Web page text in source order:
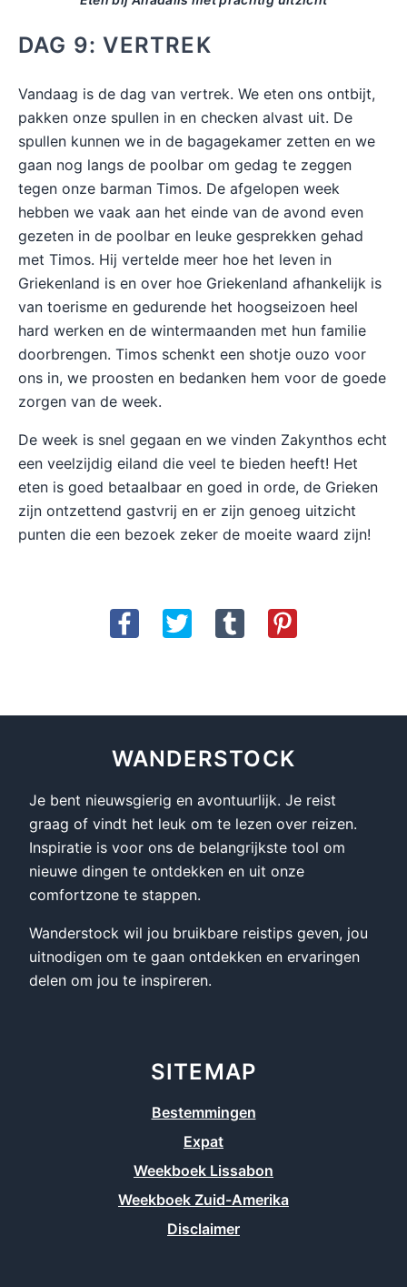
DAG 9: VERTREK
Vandaag is de dag van vertrek. We eten ons ontbijt,
pakken onze spullen in en checken alvast uit. De
spullen kunnen we in de bagagekamer zetten en we
gaan nog langs de poolbar om gedag te zeggen
tegen onze barman Timos. De afgelopen week
hebben we vaak aan het einde van de avond even
gezeten in de poolbar en leuke gesprekken gehad
met Timos. Hij vertelde meer hoe het leven in
Griekenland is en over hoe Griekenland afhankelijk is
van toerisme en gedurende het hoogseizoen heel
hard werken en de wintermaanden met hun familie
doorbrengen. Timos schenkt een shotje ouzo voor
ons in, we proosten en bedanken hem voor de goede
zorgen van de week.
De week is snel gegaan en we vinden Zakynthos echt
een veelzijdig eiland die veel te bieden heeft! Het
eten is goed betaalbaar en goed in orde, de Grieken
zijn ontzettend gastvrij en er zijn genoeg uitzicht
punten die een bezoek zeker de moeite waard zijn!
WANDERSTOCK
Je bent nieuwsgierig en avontuurlijk. Je reist
graag of vindt het leuk om te lezen over reizen.
Inspiratie is voor ons de belangrijkste tool om
nieuwe dingen te ontdekken en uit onze
comfortzone te stappen.
Wanderstock wil jou bruikbare reistips geven, jou
uitnodigen om te gaan ontdekken en ervaringen
delen om jou te inspireren.
SITEMAP
Bestemmingen
Expat
Weekboek Lissabon
Weekboek Zuid-Amerika
Disclaimer